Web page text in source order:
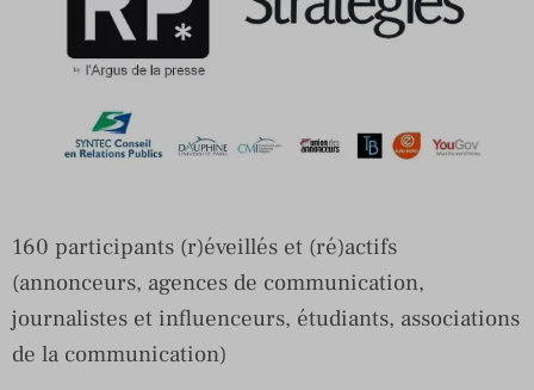
160 participants (r)éveillés et (ré)actifs
(annonceurs, agences de communication,
journalistes et influenceurs, étudiants, associations
de la communication)